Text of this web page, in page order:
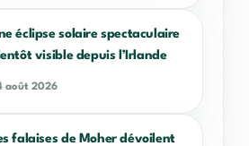
éclipse solaire spectaculaire
visible depuis l’Irlande
août 2026
falaises de Moher dévoilent